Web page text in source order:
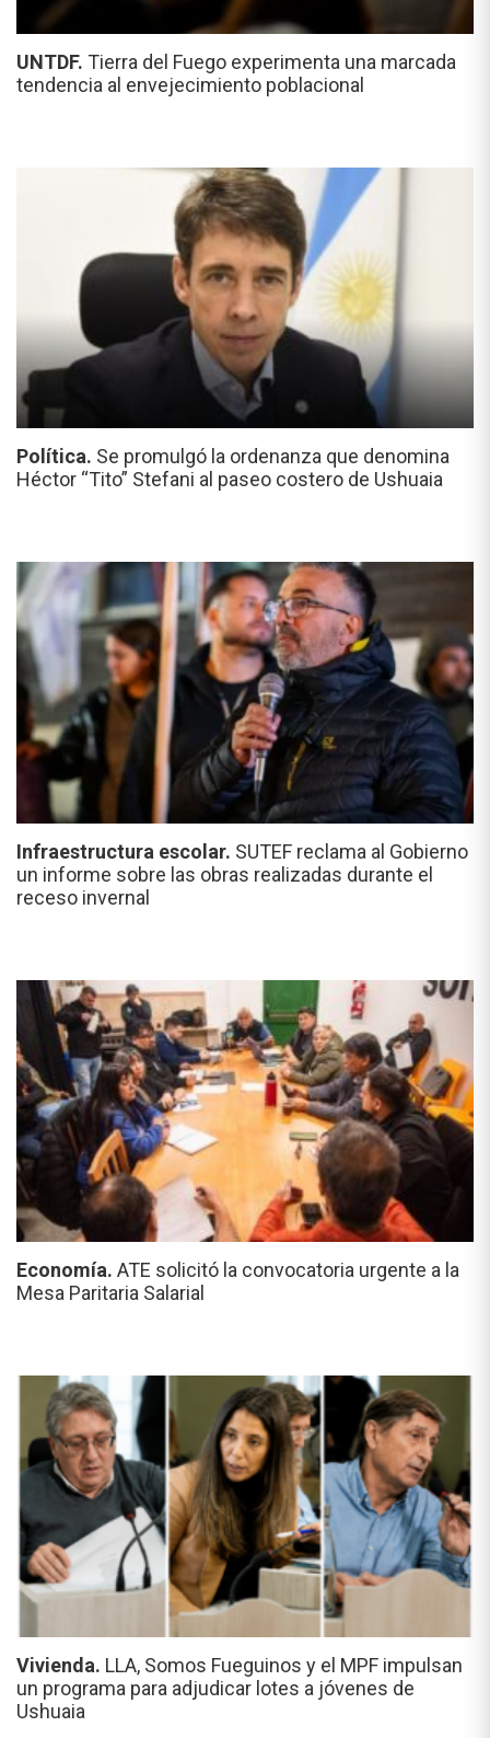
UNTDF. Tierra del Fuego experimenta una marcada
tendencia al envejecimiento poblacional
Política. Se promulgó la ordenanza que denomina
Héctor “Tito” Stefani al paseo costero de Ushuaia
Infraestructura escolar. SUTEF reclama al Gobierno
un informe sobre las obras realizadas durante el
receso invernal
Economía. ATE solicitó la convocatoria urgente a la
Mesa Paritaria Salarial
Vivienda. LLA, Somos Fueguinos y el MPF impulsan
un programa para adjudicar lotes a jóvenes de
Ushuaia